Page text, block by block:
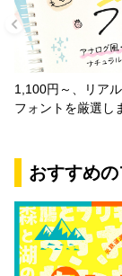
1,100円～、リア
フォントを厳選し
おすすめ